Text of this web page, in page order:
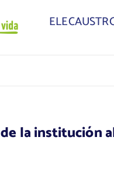
la institución